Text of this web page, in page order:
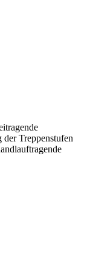
Treppenstufen